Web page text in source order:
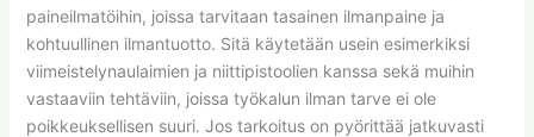
paineilmatöihin, joissa tarvitaan tasainen ilmanpaine ja
kohtuullinen ilmantuotto. Sitä käytetään usein esimerkiksi
viimeistelynaulaimien ja niittipistoolien kanssa sekä muihin
vastaaviin tehtäviin, joissa työkalun ilman tarve ei ole
poikkeuksellisen suuri. Jos tarkoitus on pyörittää jatkuvasti